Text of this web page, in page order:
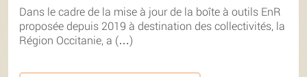
Dans le cadre de la mise à jour de la boîte à outils EnR
proposée depuis 2019 à destination des collectivités, la
Région Occitanie, a (…)